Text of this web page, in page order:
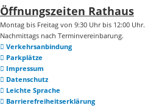
Öffnungszeiten Rathaus
Montag bis Freitag von 9:30 Uhr bis 12:00 Uhr.
Nachmittags nach Terminvereinbarung.
Verkehrsanbindung
Parkplätze
Impressum
Datenschutz
Leichte Sprache
Barrierefreiheitserklärung